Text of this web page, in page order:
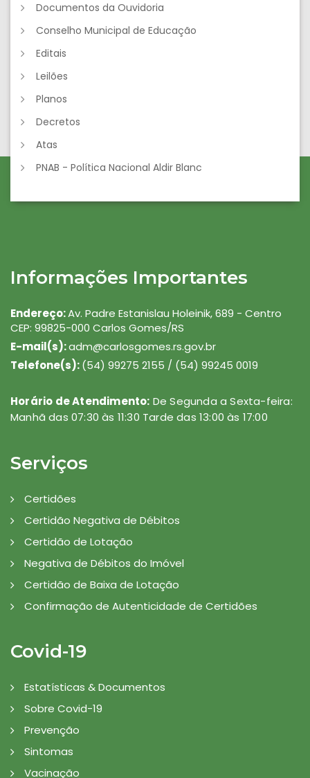
Documentos da Ouvidoria
Conselho Municipal de Educação
Editais
Leilões
Planos
Decretos
Atas
PNAB - Política Nacional Aldir Blanc
Informações Importantes
Endereço:Av. Padre Estanislau Holeinik, 689 - Centro
CEP: 99825-000 Carlos Gomes/RS
E-mail(s):adm@carlosgomes.rs.gov.br
Telefone(s):(54) 99275 2155 / (54) 99245 0019
Horário de Atendimento: De Segunda a Sexta-feira:
Manhã das 07:30 às 11:30 Tarde das 13:00 às 17:00
Serviços
Certidões
Certidão Negativa de Débitos
Certidão de Lotação
Negativa de Débitos do Imóvel
Certidão de Baixa de Lotação
Confirmação de Autenticidade de Certidões
Covid-19
Estatísticas & Documentos
Sobre Covid-19
Prevenção
Sintomas
Vacinação